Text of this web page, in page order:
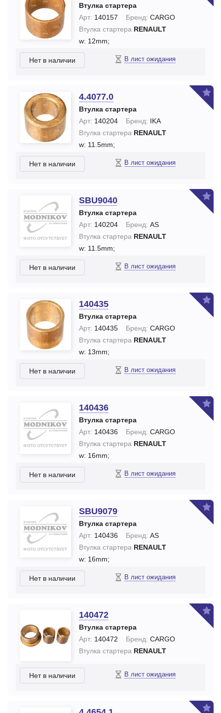
Втулка стартера
Арт: 140157 Бренд: CARGO
Втулка стартера RENAULT
w: 12mm;
Нет в наличии В лист ожидания
4.4077.0
Втулка стартера
Арт: 140204 Бренд: IKA
Втулка стартера RENAULT
w: 11.5mm;
Нет в наличии В лист ожидания
SBU9040
Втулка стартера
Арт: 140204 Бренд: AS
Втулка стартера RENAULT
w: 11.5mm;
Нет в наличии В лист ожидания
140435
Втулка стартера
Арт: 140435 Бренд: CARGO
Втулка стартера RENAULT
w: 13mm;
Нет в наличии В лист ожидания
140436
Втулка стартера
Арт: 140436 Бренд: CARGO
Втулка стартера RENAULT
w: 16mm;
Нет в наличии В лист ожидания
SBU9079
Втулка стартера
Арт: 140436 Бренд: AS
Втулка стартера RENAULT
w: 16mm;
Нет в наличии В лист ожидания
140472
Втулка стартера
Арт: 140472 Бренд: CARGO
Втулка стартера RENAULT
Нет в наличии В лист ожидания